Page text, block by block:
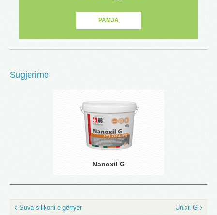
PAMJA
Sugjerime
Nanoxil G
Suva silikoni e gërryer Unixil G